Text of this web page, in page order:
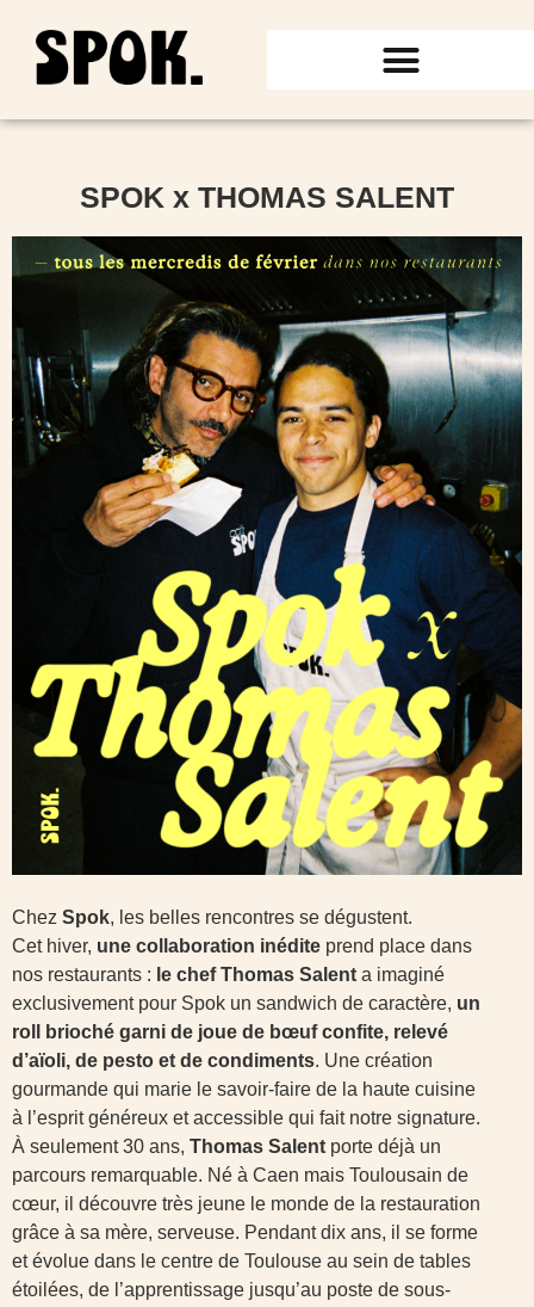
SPOK x THOMAS SALENT
Chez Spok, les belles rencontres se dégustent.
Cet hiver, une collaboration inédite prend place dans
nos restaurants : le chef Thomas Salent a imaginé
exclusivement pour Spok un sandwich de caractère, un
roll brioché garni de joue de bœuf confite, relevé
d’aïoli, de pesto et de condiments. Une création
gourmande qui marie le savoir-faire de la haute cuisine
à l’esprit généreux et accessible qui fait notre signature.
À seulement 30 ans, Thomas Salent porte déjà un
parcours remarquable. Né à Caen mais Toulousain de
cœur, il découvre très jeune le monde de la restauration
grâce à sa mère, serveuse. Pendant dix ans, il se forme
et évolue dans le centre de Toulouse au sein de tables
étoilées, de l’apprentissage jusqu’au poste de sous-